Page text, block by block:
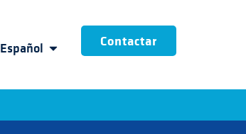
Español Contactar